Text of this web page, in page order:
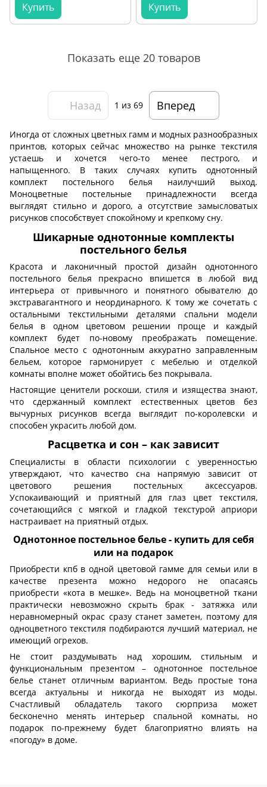
Купить Купить
Показать еще 20 товаров
Назад 1 из 69 Вперед
Иногда от сложных цветных гамм и модных разнообразных
принтов, которых сейчас множество на рынке текстиля
устаешь и хочется чего-то менее пестрого, и
напыщенного. В таких случаях купить однотонный
комплект постельного белья наилучший выход.
Моноцветные постельные принадлежности всегда
выглядят стильно и дорого, а отсутствие замысловатых
рисунков способствует спокойному и крепкому сну.
Шикарные однотонные комплекты
постельного белья
Красота и лаконичный простой дизайн однотонного
постельного белья прекрасно впишется в любой вид
интерьера от привычного и понятного обывателю до
экстравагантного и неординарного. К тому же сочетать с
остальными текстильными деталями спальни модели
белья в одном цветовом решении проще и каждый
комплект будет по-новому преображать помещение.
Спальное место с однотонным аккуратно заправленным
бельем, которое гармонирует с мебелью и отделкой
комнаты вполне может обойтись без покрывала.
Настоящие ценители роскоши, стиля и изящества знают,
что сдержанный комплект естественных цветов без
вычурных рисунков всегда выглядит по-королевски и
способен украсить любой дом.
Расцветка и сон – как зависит
Специалисты в области психологии с уверенностью
утверждают, что качество сна напрямую зависит от
цветового решения постельных аксессуаров.
Успокаивающий и приятный для глаз цвет текстиля,
сочетающийся с мягкой и гладкой текстурой априори
настраивает на приятный отдых.
Однотонное постельное белье - купить для себя
или на подарок
Приобрести кпб в одной цветовой гамме для семьи или в
качестве презента можно недорого не опасаясь
приобрести «кота в мешке». Ведь на моноцветной ткани
практически невозможно скрыть брак - затяжка или
неравномерный окрас сразу станет заметен, поэтому для
одноцветного текстиля подбираются лучший материал, не
имеющий огрехов.
Не стоит раздумывать над хорошим, стильным и
функциональным презентом – однотонное постельное
белье станет отличным вариантом. Ведь простые тона
всегда актуальны и никогда не выходят из моды.
Счастливый обладатель такого сюрприза может
бесконечно менять интерьер спальной комнаты, но
подарок по-прежнему будет благоприятно влиять на
«погоду» в доме.